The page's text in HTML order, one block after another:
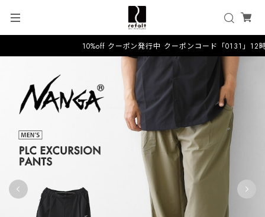
10%off クーポン発行中 クーポンコード「0131」12